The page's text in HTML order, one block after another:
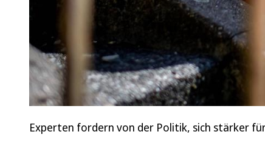
Experten fordern von der Politik, sich stärker